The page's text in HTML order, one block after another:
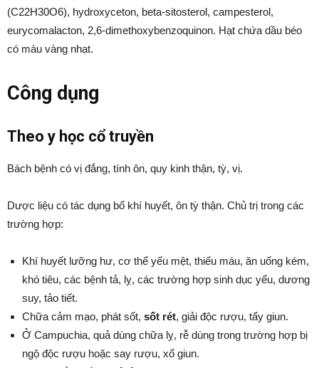
(C22H30O6), hydroxyceton, beta-sitosterol, campesterol,
eurycomalacton, 2,6-dimethoxybenzoquinon. Hạt chứa dầu béo
có màu vàng nhạt.
Công dụng
Theo y học cổ truyền
Bách bệnh có vị đắng, tính ôn, quy kinh thận, tỳ, vị.
Dược liệu có tác dụng bổ khí huyết, ôn tỳ thận. Chủ trị trong các
trường hợp:
Khí huyết lưỡng hư, cơ thể yếu mệt, thiếu máu, ăn uống kém,
khó tiêu, các bệnh tả, lỵ, các trường hợp sinh dục yếu, dương
suy, tảo tiết.
Chữa cảm mạo, phát sốt, sốt rét, giải độc rượu, tẩy giun.
Ở Campuchia, quả dùng chữa lỵ, rễ dùng trong trường hợp bị
ngộ độc rượu hoặc say rượu, xổ giun.